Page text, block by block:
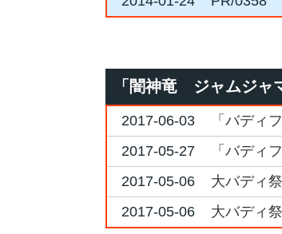
「闇神竜 ジャムジャ
2017-06-03
「バディ
2017-05-27
「バディ
2017-05-06
大バディ
2017-05-06
大バディ